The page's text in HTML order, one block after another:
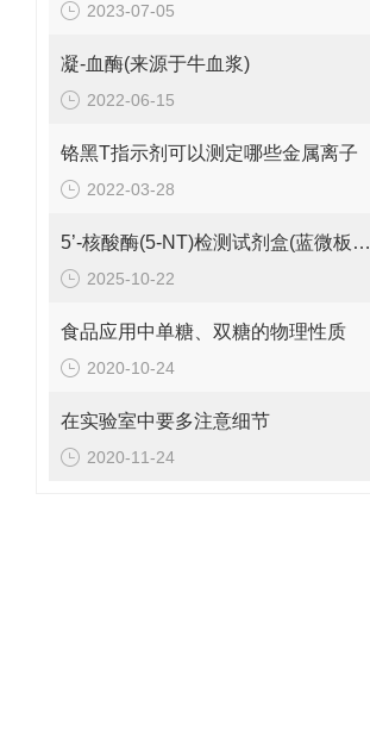
2023-07-05
凝-血酶(来源于牛血浆)
2022-06-15
铬黑T指示剂可以测定哪些金属离子
2022-03-28
5’-核酸酶(5-NT)检测试剂盒(蓝微板法)怎么保存呢？
2025-10-22
食品应用中单糖、双糖的物理性质
2020-10-24
在实验室中要多注意细节
2020-11-24